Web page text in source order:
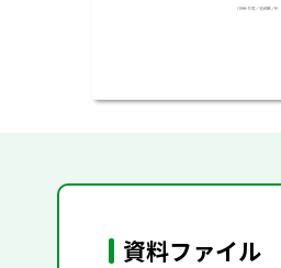
資料ファイル